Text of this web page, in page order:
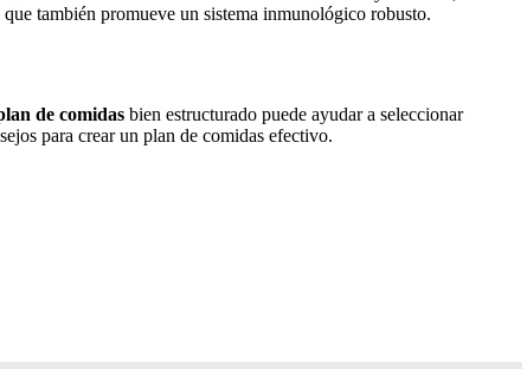
también promueve un sistema inmunológico robusto.
de comidas bien estructurado puede ayudar a seleccionar
para crear un plan de comidas efectivo.